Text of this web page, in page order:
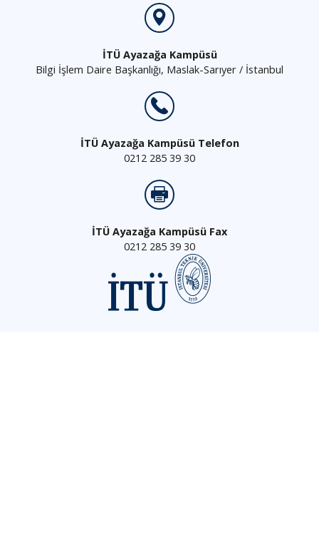
İTÜ Ayazağa Kampüsü
Bilgi İşlem Daire Başkanlığı, Maslak-Sarıyer / İstanbul
İTÜ Ayazağa Kampüsü Telefon
0212 285 39 30
İTÜ Ayazağa Kampüsü Fax
0212 285 39 30